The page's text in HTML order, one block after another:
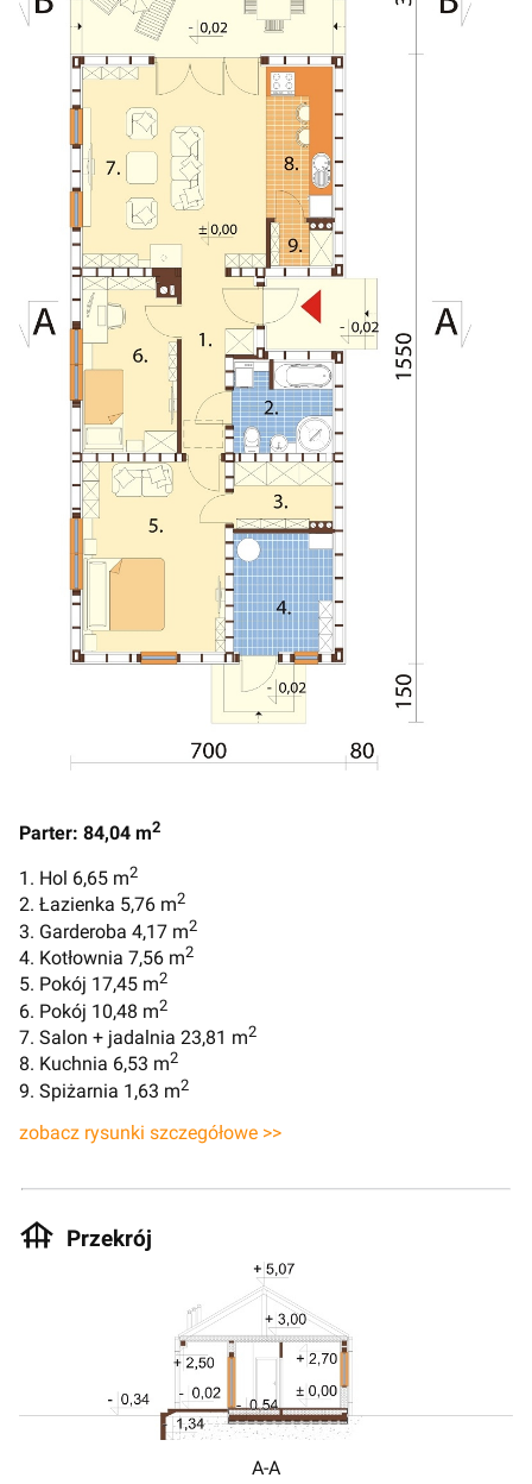
Parter: 84,04 m2
1. Hol 6,65 m2
2. Łazienka 5,76 m2
3. Garderoba 4,17 m2
4. Kotłownia 7,56 m2
5. Pokój 17,45 m2
6. Pokój 10,48 m2
7. Salon + jadalnia 23,81 m2
8. Kuchnia 6,53 m2
9. Spiżarnia 1,63 m2
zobacz rysunki szczegółowe >>
Przekrój
A-A